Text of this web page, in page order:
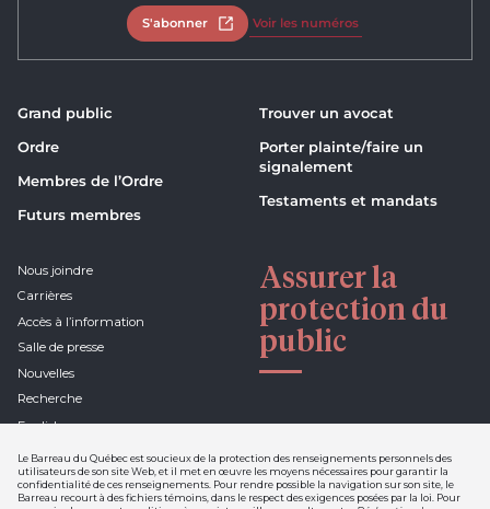
Le Barreau du Québec est soucieux de la protection des renseignements personnels des
utilisateurs de son site Web, et il met en œuvre les moyens nécessaires pour garantir la
confidentialité de ces renseignements. Pour rendre possible la navigation sur son site, le
Barreau recourt à des fichiers témoins, dans le respect des exigences posées par la loi. Pour
S'abonner Ouvrir dans un nouvel onglet
Voir les numéros
Grand public
Ordre
Membres de l’Ordre
Futurs membres
Trouver un avocat
Porter plainte/faire un
signalement
Testaments et mandats
Nous joindre
Carrières
Accès à l’information
Salle de presse
Nouvelles
Recherche
English
Assurer la
protection du
public
Déclaration de confidentialité et